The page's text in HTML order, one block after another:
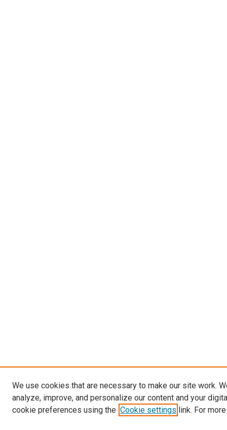
We use cookies that are necessary to make our site work.
analyze, improve, and personalize our content and your
cookie preferences using the Cookie settings link. For